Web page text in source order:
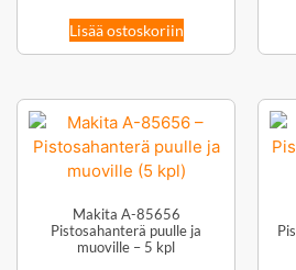
Lisää ostoskoriin
Makita A-85656
Pistosahanterä puulle ja
muoville – 5 kpl